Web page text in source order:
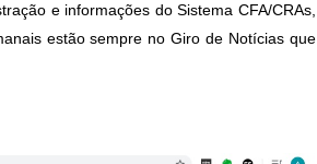
e informações do Sistema CFA/CRAs,
estão sempre no Giro de Notícias que